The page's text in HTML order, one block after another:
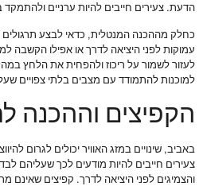
הדעת. צעירים חייבים להיות ערניים
כחלק מההכנה המנטלית, כדאי לבצע תרגולים
עמוקות לפני היציאה לדרך או אפילו הקשבה
לעזור לשמור על ריכוז ולהפחית את הלחץ
למוכנות להתמודד עם מצבים בלתי צפויים
הקפיצים וההכנה
באביב, שינויים במזג האוויר יכולים לגרום
צעירים חייבים להיות מודעים לכך שעליהם
והצמיגים לפני היציאה לדרך. קפיצים שאינם